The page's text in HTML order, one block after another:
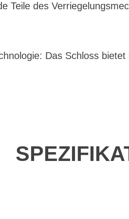
Teile des
Das Schloss